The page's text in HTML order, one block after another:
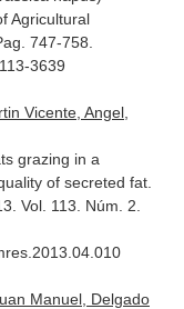
Agricultural
747-758.
3639
Vicente, Angel,
grazing in a
of secreted fat.
Vol. 113. Núm. 2.
Manuel, Delgado